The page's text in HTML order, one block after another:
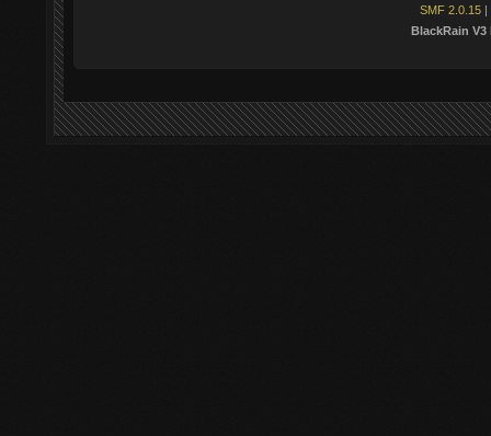
SMF 2.0.15 |
BlackRain V3